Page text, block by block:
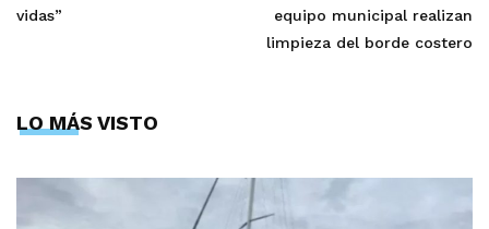
vidas”
equipo municipal realizan
limpieza del borde costero
LO MÁS VISTO